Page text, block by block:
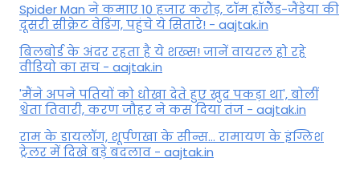
Spider Man ने कमाए 10 हजार करोड़, टॉम हॉलैेंड-जैंडेया की
दूसरी सीक्रेट वेडिंग, पहुंचे ये सितारे! - aajtak.in
बिलबोर्ड के अंदर रहता है ये शख्स! जानें वायरल हो रहे
वीडियो का सच - aajtak.in
'मैंने अपने पतियों को धोखा देते हुए खुद पकड़ा था', बोलीं
श्वेता तिवारी, करण जौहर ने कस दिया तंज - aajtak.in
राम के डायलॉग, शूर्पणखा के सीन्स... रामायण के इंग्लिश
ट्रेलर में दिखे बड़े बदलाव - aajtak.in